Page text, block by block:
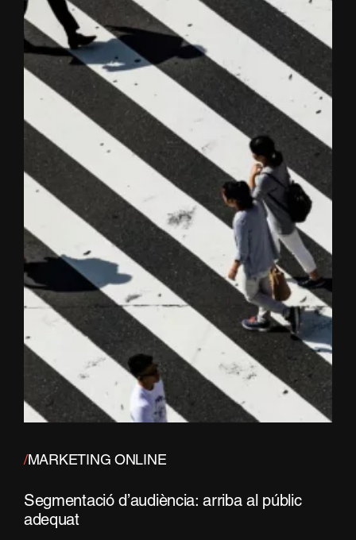
/MARKETING ONLINE
Segmentació d’audiència: arriba al públic
adequat